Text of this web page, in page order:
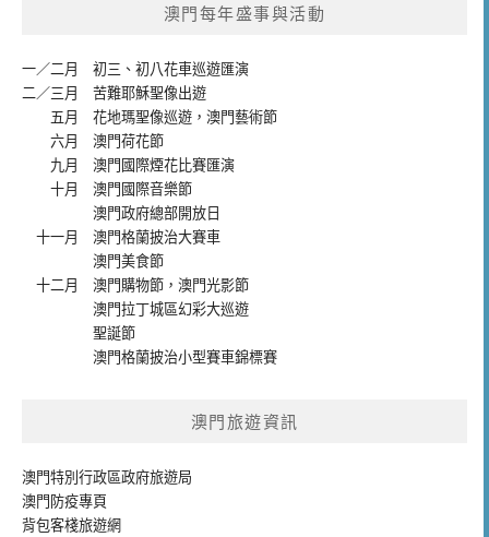
澳門每年盛事與活動
一／二月 初三、初八花車巡遊匯演
二／三月 苦難耶穌聖像出遊
五月 花地瑪聖像巡遊 ， 澳門藝術節
六月 澳門荷花節
九月 澳門國際煙花比賽匯演
十月 澳門國際音樂節
澳門政府總部開放日
十一月 澳門格蘭披治大賽車
澳門美食節
十二月 澳門購物節 ， 澳門光影節
澳門拉丁城區幻彩大巡遊
聖誕節
澳門格蘭披治小型賽車錦標賽
澳門旅遊資訊
澳門特別行政區政府旅遊局
澳門防疫專頁
背包客棧旅遊網